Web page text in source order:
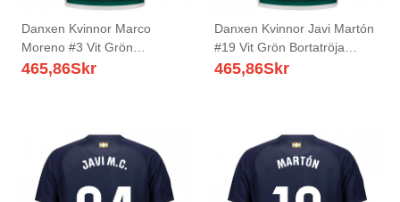
Danxen Kvinnor Marco
Moreno #3 Vit Grön
Bortatröja Matchtröjor
465,86Skr
Danxen Kvinnor Javi Martón
#19 Vit Grön Bortatröja
Matchtröjor 2025/26 Tröjor
465,86Skr